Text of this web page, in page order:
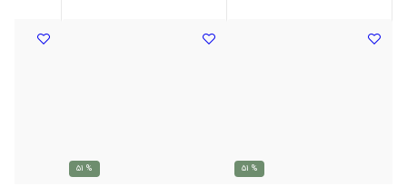
% 51
% 51